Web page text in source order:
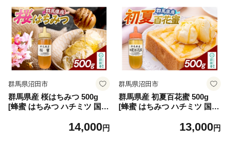
群馬県沼田市
群馬県産 桜はちみつ 500g
[蜂蜜 はちみつ ハチミツ 国産
口あたり 風味華やか 沼田市]
14,000円
群馬県沼田市
群馬県産 初夏百花蜜 500g
[蜂蜜 はちみつ ハチミツ 国産
さ あっさりした甘さ 沼田市]
13,000円